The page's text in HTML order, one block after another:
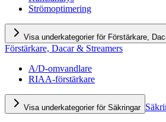
Strömoptimering
Visa underkategorier för Förstärkare,
Förstärkare, Dacar & Streamers
A/D-omvandlare
RIAA-förstärkare
Visa underkategorier för Säkringar